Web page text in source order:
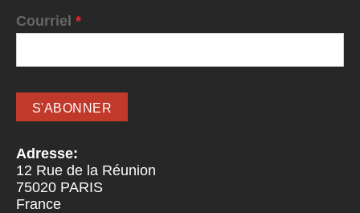
Courriel *
Adresse:
12 Rue de la Réunion
75020 PARIS
France